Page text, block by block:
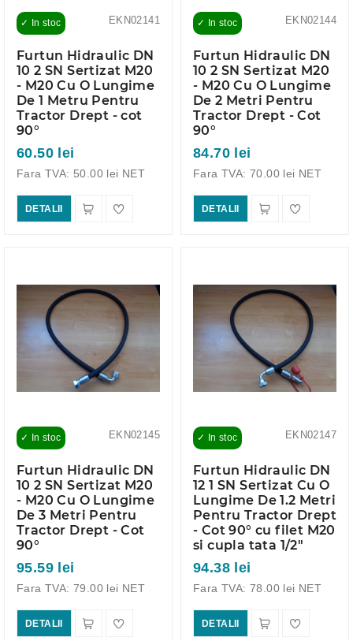
EKN02141
✓ In stoc
Furtun Hidraulic DN
10 2 SN Sertizat M20
- M20 Cu O Lungime
De 1 Metru Pentru
Tractor Drept - cot
90°
60.50 lei
Fara TVA: 50.00 lei NET
DETALII
EKN02144
✓ In stoc
Furtun Hidraulic DN
10 2 SN Sertizat M20
- M20 Cu O Lungime
De 2 Metri Pentru
Tractor Drept - Cot
90°
84.70 lei
Fara TVA: 70.00 lei NET
DETALII
EKN02145
✓ In stoc
Furtun Hidraulic DN
10 2 SN Sertizat M20
- M20 Cu O Lungime
De 3 Metri Pentru
Tractor Drept - Cot
90°
95.59 lei
Fara TVA: 79.00 lei NET
DETALII
EKN02147
✓ In stoc
Furtun Hidraulic DN
12 1 SN Sertizat Cu O
Lungime De 1.2 Metri
Pentru Tractor Drept
- Cot 90° cu filet M20
si cupla tata 1/2"
94.38 lei
Fara TVA: 78.00 lei NET
DETALII